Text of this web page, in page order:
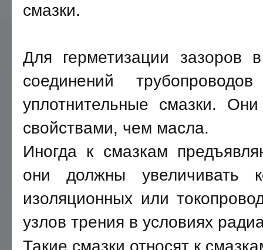
смазки.
Для герметизации зазоров
соединений
уплотнительные смазки.
свойствами, чем масла.
Иногда к смазкам
они должны увеличивать
изоляционных или
узлов трения в условиях
Такие смазки относят к